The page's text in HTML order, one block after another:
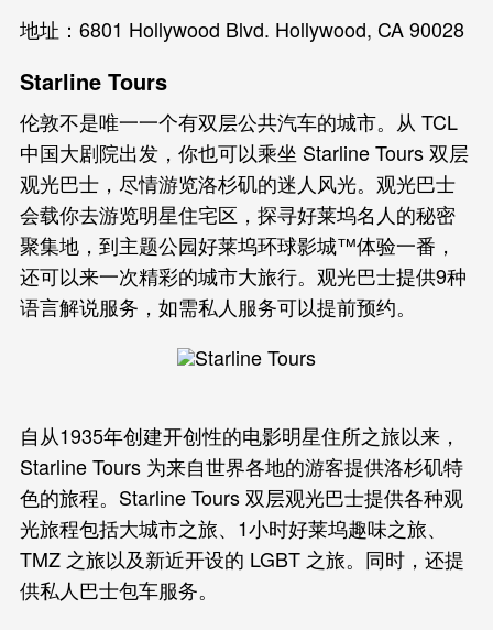
地址：6801 Hollywood Blvd. Hollywood, CA 90028
Starline Tours
伦敦不是唯一一个有双层公共汽车的城市。从 TCL
中国大剧院出发，你也可以乘坐 Starline Tours 双层
观光巴士，尽情游览洛杉矶的迷人风光。观光巴士
会载你去游览明星住宅区，探寻好莱坞名人的秘密
聚集地，到主题公园好莱坞环球影城™体验一番，
还可以来一次精彩的城市大旅行。观光巴士提供9种
语言解说服务，如需私人服务可以提前预约。
自从1935年创建开创性的电影明星住所之旅以来，
Starline Tours 为来自世界各地的游客提供洛杉矶特
色的旅程。Starline Tours 双层观光巴士提供各种观
光旅程包括大城市之旅、1小时好莱坞趣味之旅、
TMZ 之旅以及新近开设的 LGBT 之旅。同时，还提
供私人巴士包车服务。